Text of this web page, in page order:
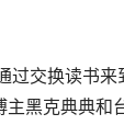
过交换读书来
主黑克典典和